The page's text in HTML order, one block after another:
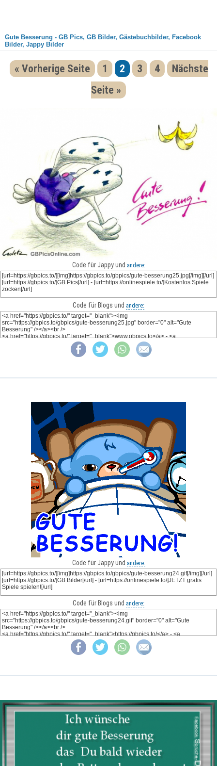
Gute Besserung - GB Pics, GB Bilder, Gästebuchbilder, Facebook
Bilder, Jappy Bilder
« Vorherige Seite 1 2 3 4
Nächste
Seite »
Code für Jappy und andere:
Code für Blogs und andere:
Code für Jappy und andere:
Code für Blogs und andere: